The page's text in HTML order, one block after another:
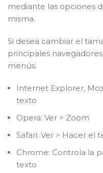
mediante las opciones
misma.
Si desea cambiar el
principales
menús:
Internet Explorer,
texto
Opera: Ver > Zoom
Safari: Ver > Hacer el
Chrome: Controla la
texto